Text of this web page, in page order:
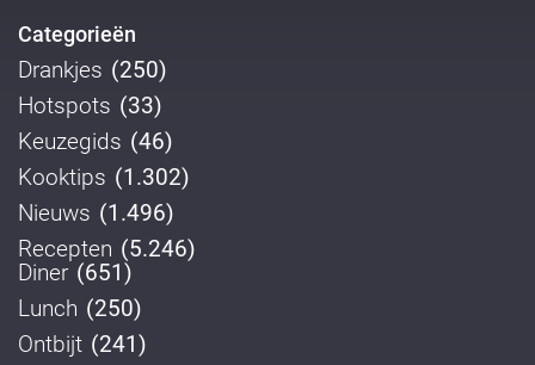
Categorieën
Drankjes (250)
Hotspots (33)
Keuzegids (46)
Kooktips (1.302)
Nieuws (1.496)
Recepten (5.246)
Diner (651)
Lunch (250)
Ontbijt (241)